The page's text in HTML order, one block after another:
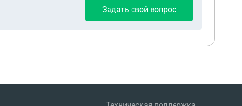
Задать свой вопрос